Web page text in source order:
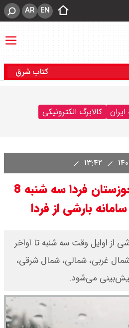
EN
AR
کتاب شرق
کالابرگ الکترونیکی
پیش بینی هوای خوزستان فردا سه شنبه 8
بارشی از فردا
از اوایل وقت سه شنبه تا اواخر
غربی، شمالی، شمال شرقی،
می‌شود.